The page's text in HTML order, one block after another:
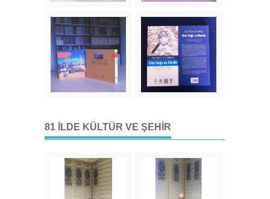
81 İLDE KÜLTÜR VE ŞEHIR